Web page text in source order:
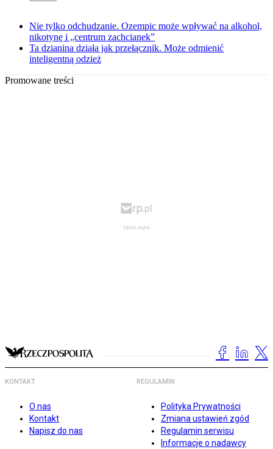
Nie tylko odchudzanie. Ozempic może wpływać na alkohol,
nikotynę i „centrum zachcianek”
Ta dzianina działa jak przełącznik. Może odmienić
inteligentną odzież
Promowane treści
KONTAKT
O nas
Kontakt
Napisz do nas
REGULAMIN
Polityka Prywatności
Zmiana ustawień zgód
Regulamin serwisu
Informacje o nadawcy